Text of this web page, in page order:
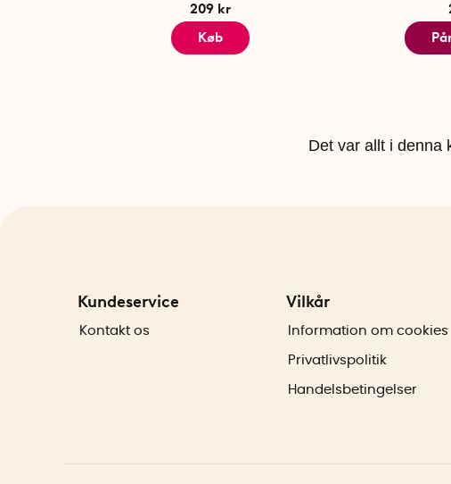
209 kr
Køb
Det var allt i denna
Kundeservice
Kontakt os
Vilkår
Information om cookies
Privatlivspolitik
Handelsbetingelser